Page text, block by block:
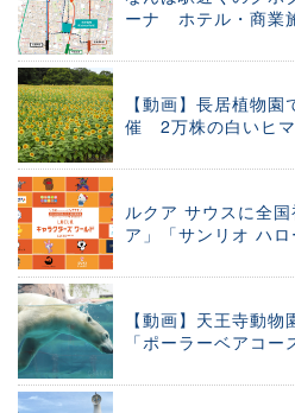
ーナ ホテル・商業
【動画】長居植物
催 2万株の白いヒ
ルクア サウスに全
ア」「サンリオ ハ
【動画】天王寺動
「ポーラーベアコ